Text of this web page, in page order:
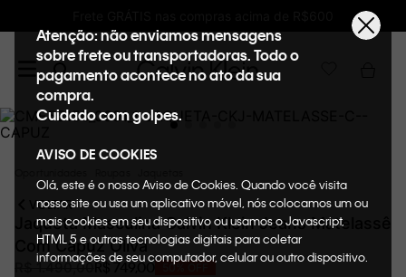
Atenção: não enviamos mensagens
sobre frete ou transportadoras. Todo o
pagamento acontece no ato da sua
compra.
Cuidado com golpes.
AVISO DE COOKIES
Olá, este é o nosso Aviso de Cookies. Quando você visita
nosso site ou usa um aplicativo móvel, nós colocamos um ou
mais cookies em seu dispositivo ou usamos o Javascript,
HTML 5 e outras tecnologias digitais para coletar
informações de seu computador, celular ou outro dispositivo.
VOLTAR
Jaqueta Masculina Calvin Klein Jeans Matelassê
Com Capuz Oliva
1.490,00R$749,00 50%